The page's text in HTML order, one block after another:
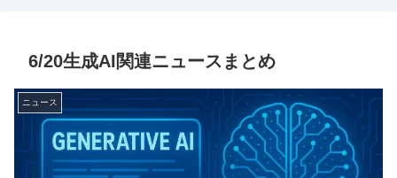
6/20生成AI関連ニュースまとめ
ニュース